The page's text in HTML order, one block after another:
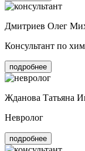
Дмитриев Олег
Консультант по
подробнее
Жданова Татьяна
Невролог
подробнее